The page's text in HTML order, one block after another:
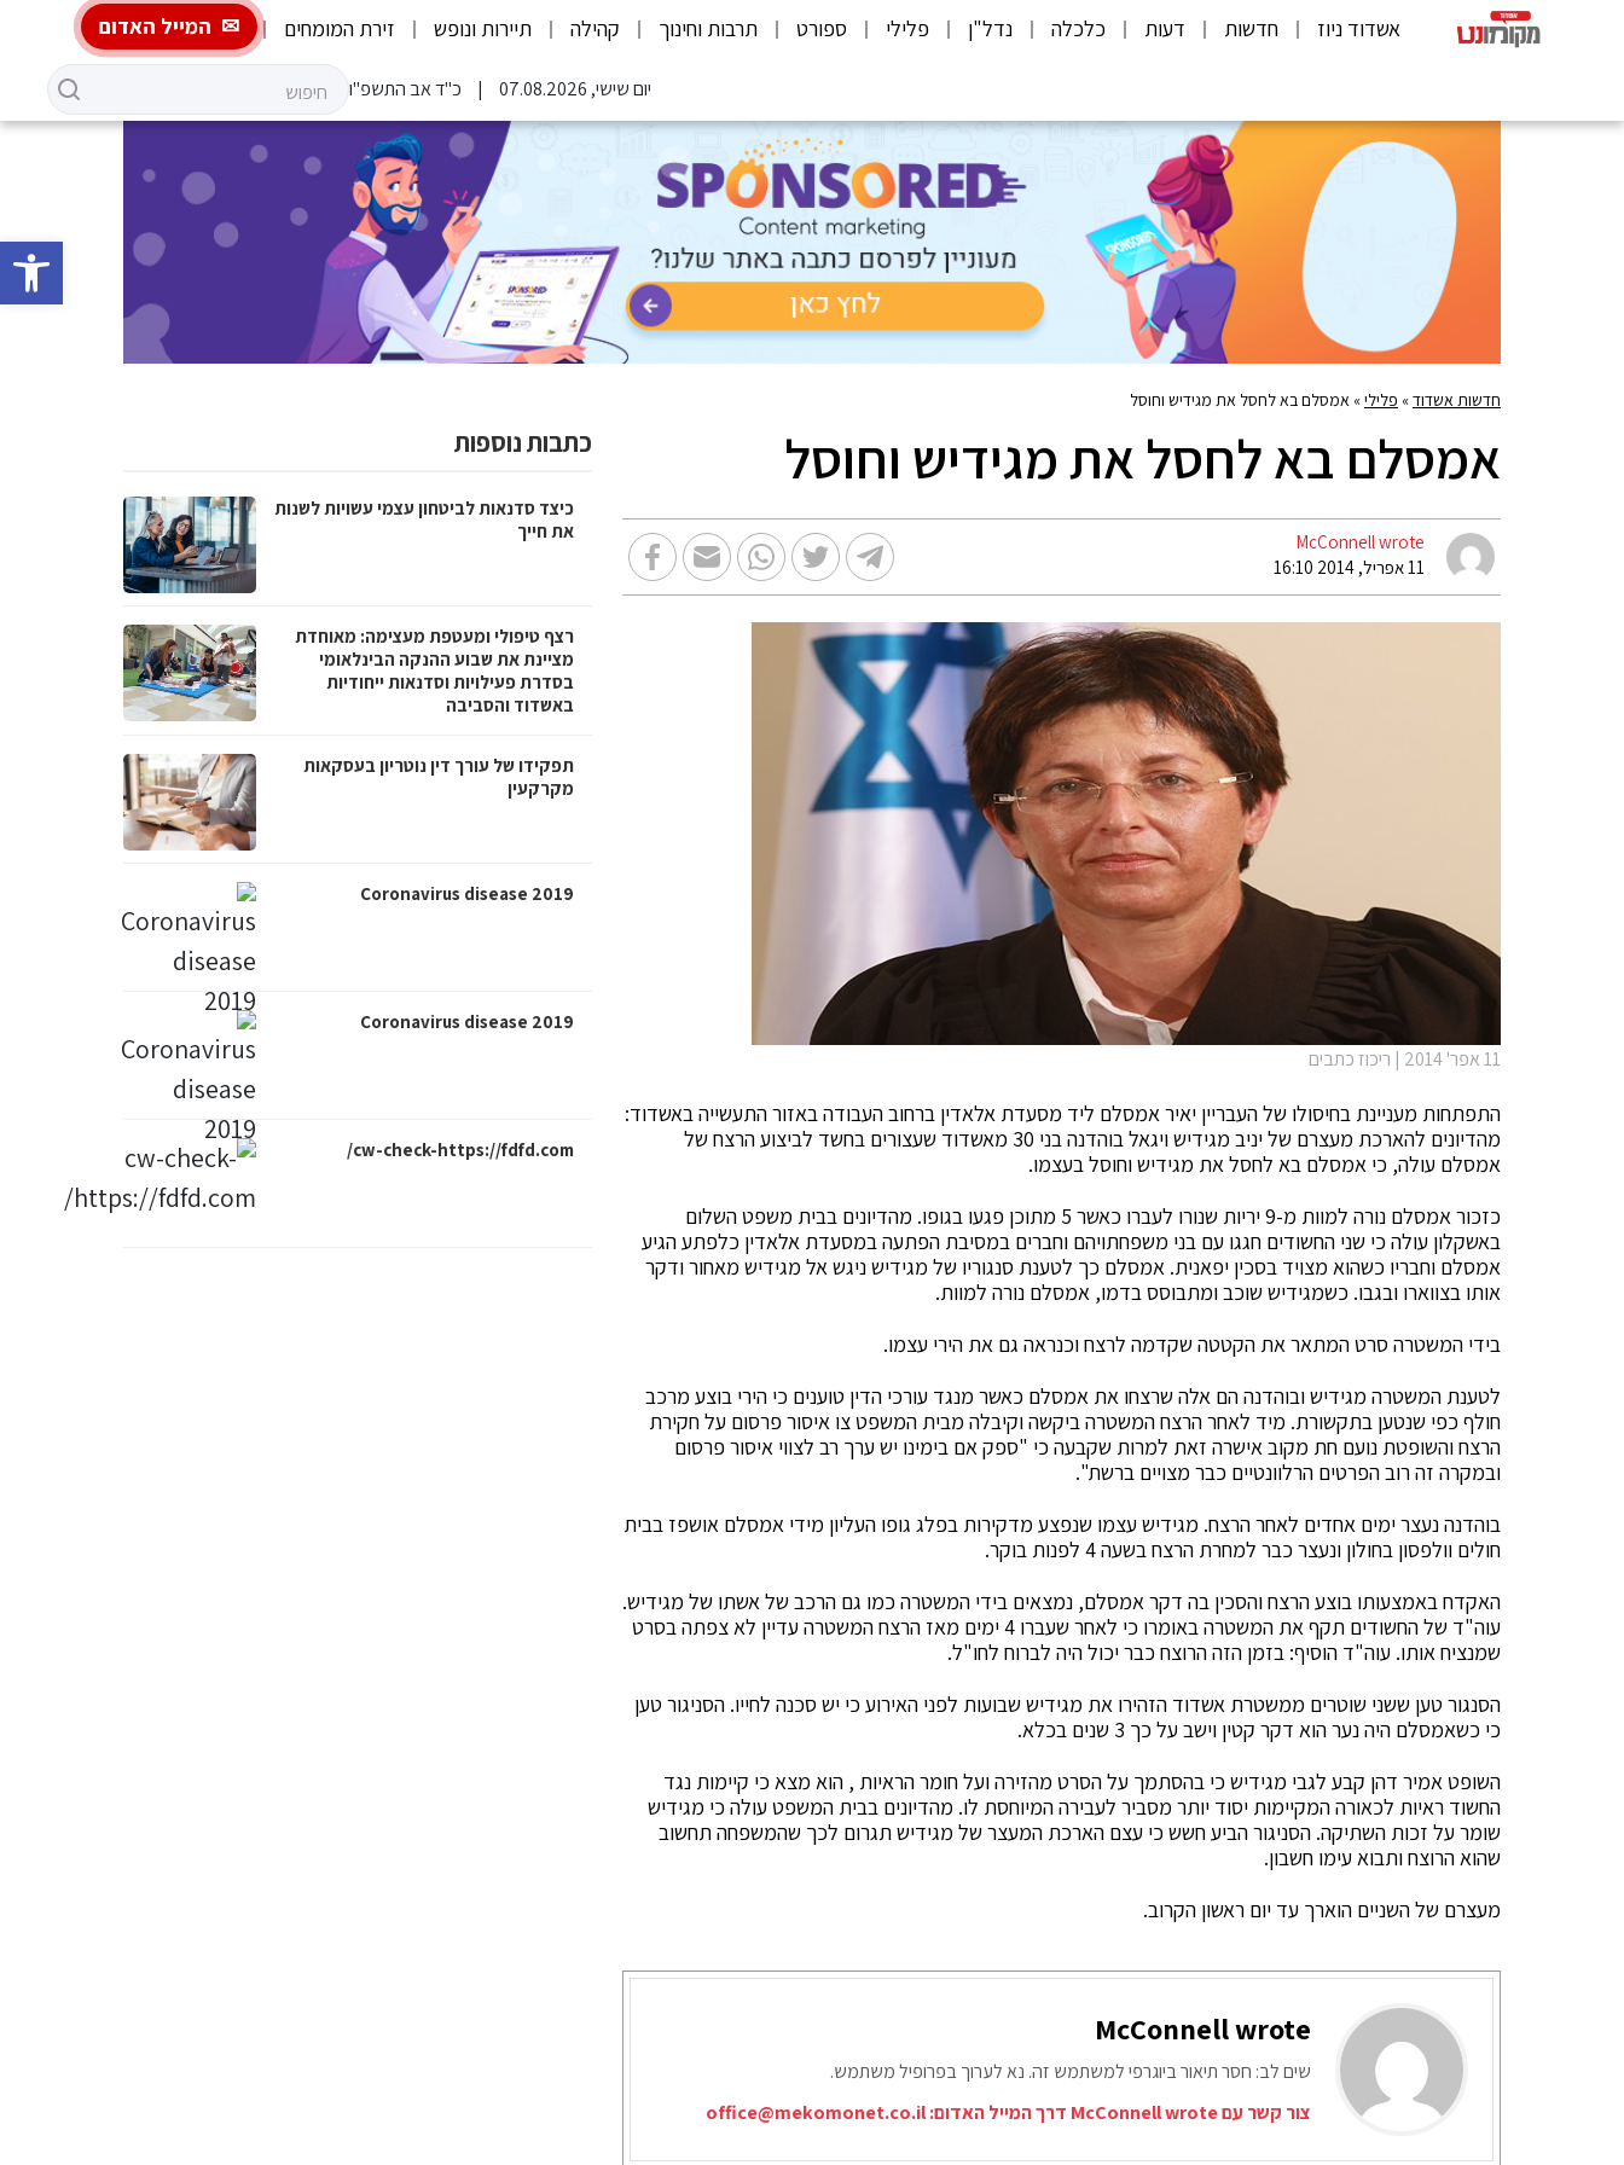
פתח
אשדוד ניוז חדשות דעות כלכלה נדל"ן פלילי ספורט תרבות וחינוך קהילה תיירות ונופש זירת המומחים המייל האדום
יום שישי, 07.08.2026 כ"ד אב התשפ"ו
חדשות אשדוד» פלילי» אמסלם בא לחסל את מגידיש וחוסל
אמסלם בא לחסל את מגידיש וחוסל
McConnell wrote
11 אפריל, 2014 16:10
11 אפר' 2014 | ריכוז כתבים
התפתחות מעניינת בחיסולו של העבריין יאיר אמסלם ליד מסעדת אלאדין ברחוב העבודה באזור התעשייה באשדוד:
מהדיונים להארכת מעצרם של יניב מגידיש ויגאל בוהדנה בני 30 מאשדוד שעצורים בחשד לביצוע הרצח של
אמסלם עולה, כי אמסלם בא לחסל את מגידיש וחוסל בעצמו.
כזכור אמסלם נורה למוות מ-9 יריות שנורו לעברו כאשר 5 מתוכן פגעו בגופו. מהדיונים בבית משפט השלום
באשקלון עולה כי שני החשודים חגגו עם בני משפחתויהם וחברים במסיבת הפתעה במסעדת אלאדין כלפתע הגיע
אמסלם וחבריו כשהוא מצויד בסכין יפאנית. אמסלם כך לטענת סנגוריו של מגידיש ניגש אל מגידיש מאחור ודקר
אותו בצווארו ובגבו. כשמגידיש שוכב ומתבוסס בדמו, אמסלם נורה למוות.
בידי המשטרה סרט המתאר את הקטטה שקדמה לרצח וכנראה גם את הירי עצמו.
לטענת המשטרה מגידיש ובוהדנה הם אלה שרצחו את אמסלם כאשר מנגד עורכי הדין טוענים כי הירי בוצע מרכב
חולף כפי שנטען בתקשורת. מיד לאחר הרצח המשטרה ביקשה וקיבלה מבית המשפט צו איסור פרסום על חקירת
הרצח והשופטת נועם חת מקוב אישרה זאת למרות שקבעה כי "ספק אם בימינו יש ערך רב לצווי איסור פרסום
ובמקרה זה רוב הפרטים הרלוונטיים כבר מצויים ברשת".
בוהדנה נעצר ימים אחדים לאחר הרצח. מגידיש עצמו שנפצע מדקירות בפלג גופו העליון מידי אמסלם אושפז בבית
חולים וולפסון בחולון ונעצר כבר למחרת הרצח בשעה 4 לפנות בוקר.
האקדח באמצעותו בוצע הרצח והסכין בה דקר אמסלם, נמצאים בידי המשטרה כמו גם הרכב של אשתו של מגידיש.
עוה"ד של החשודים תקף את המשטרה באומרו כי לאחר שעברו 4 ימים מאז הרצח המשטרה עדיין לא צפתה בסרט
שמנציח אותו. עוה"ד הוסיף: בזמן הזה הרוצח כבר יכול היה לברוח לחו"ל.
הסנגור טען ששני שוטרים ממשטרת אשדוד הזהירו את מגידיש שבועות לפני האירוע כי יש סכנה לחייו. הסניגור טען
כי כשאמסלם היה נער הוא דקר קטין וישב על כך 3 שנים בכלא.
השופט אמיר דהן קבע לגבי מגידיש כי בהסתמך על הסרט מהזירה ועל חומר הראיות , הוא מצא כי קיימות נגד
החשוד ראיות לכאורה המקיימות יסוד יותר מסביר לעבירה המיוחסת לו. מהדיונים בבית המשפט עולה כי מגידיש
שומר על זכות השתיקה. הסניגור הביע חשש כי עצם הארכת המעצר של מגידיש תגרום לכך שהמשפחה תחשוב
שהוא הרוצח ותבוא עימו חשבון.
מעצרם של השניים הוארך עד יום ראשון הקרוב.
McConnell wrote
שים לב: חסר תיאור ביוגרפי למשתמש זה. נא לערוך בפרופיל משתמש.
צור קשר עם McConnell wrote דרך המייל האדום:
office@mekomonet.co.il
כתבות נוספות
כיצד סדנאות לביטחון עצמי עשויות לשנות
את חייך
רצף טיפולי ומעטפת מעצימה: מאוחדת
מציינת את שבוע ההנקה הבינלאומי
בסדרת פעילויות וסדנאות ייחודיות
באשדוד והסביבה
תפקידו של עורך דין נוטריון בעסקאות
מקרקעין
Coronavirus disease 2019
Coronavirus disease 2019
cw-check-https://fdfd.com/